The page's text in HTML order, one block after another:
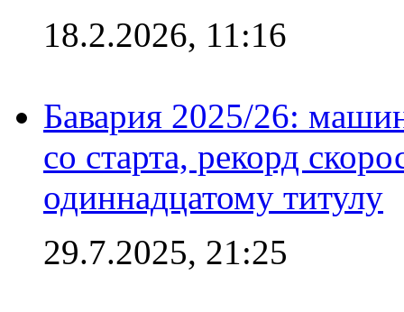
18.2.2026, 11:16
Бавария 2025/26:
со старта, рекорд
одиннадцатому титулу
29.7.2025, 21:25